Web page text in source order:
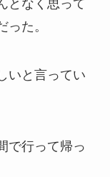
となく思って
た。
いと言ってい
で行って帰っ